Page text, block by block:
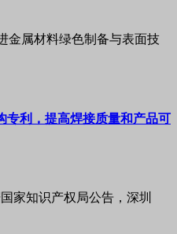
金属材料绿色制备与表面技
专利，提高焊接质量和产品可
家知识产权局公告，深圳